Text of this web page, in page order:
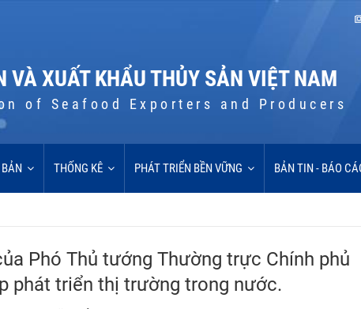
VÀ XUẤT KHẨU THỦY SẢN VIỆT NAM
of Seafood Exporters and Producers
THỐNG KÊ PHÁT TRIỂN BỀN VỮNG BẢN TIN - BÁO
Phó Thủ tướng Thường trực Chính phủ
phát triển thị trường trong nước.